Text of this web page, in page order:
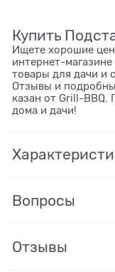
Купить
Ищете хорошие
интернет-
товары для дачи и
Отзывы и
казан от Grill-BBQ.
дома и дачи!
Вопросы
Отзывы